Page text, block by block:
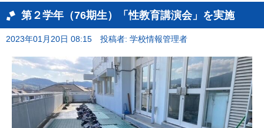
第２学年（76期生）「性教育講演会」を実施
2023年01月20日 08:15 投稿者: 学校情報管理者